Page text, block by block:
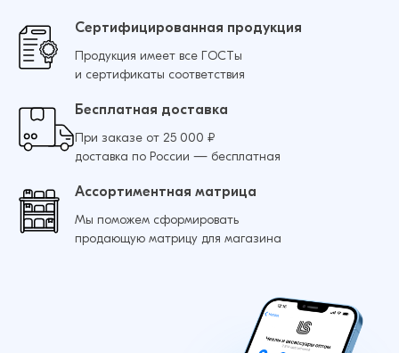
Сертифицированная продукция
Продукция имеет все ГОСТы
и сертификаты соответствия
Бесплатная доставка
При заказе от 25 000 ₽
доставка по России — бесплатная
Ассортиментная матрица
Мы поможем сформировать
продающую матрицу для магазина